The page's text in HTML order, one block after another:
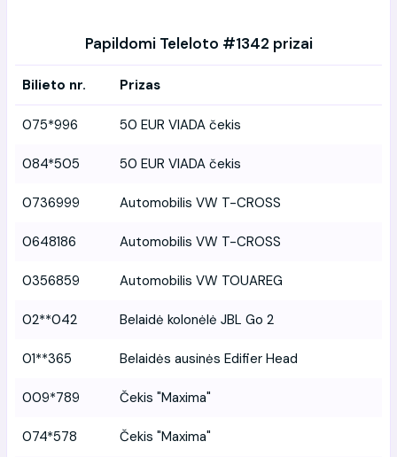
Papildomi Teleloto #1342 prizai
Bilieto nr. Prizas
075*996 50 EUR VIADA čekis
084*505 50 EUR VIADA čekis
0736999 Automobilis VW T-CROSS
0648186 Automobilis VW T-CROSS
0356859 Automobilis VW TOUAREG
02**042 Belaidė kolonėlė JBL Go 2
01**365 Belaidės ausinės Edifier Head
009*789 Čekis "Maxima"
074*578 Čekis "Maxima"